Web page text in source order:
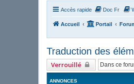
Accès rapide Doc Fr
Accueil Portail
Traduction des
Verrouillé
ANNONCES